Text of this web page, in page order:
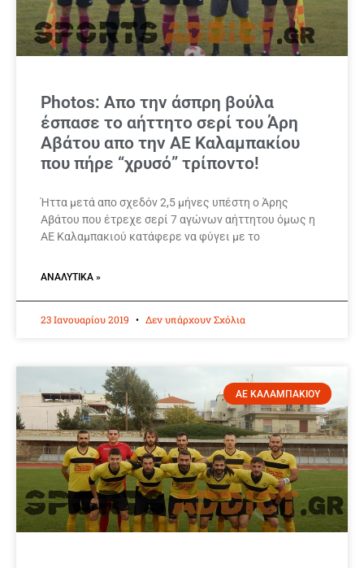
Photos: Απο την άσπρη βούλα
έσπασε το αήττητο σερί του Άρη
Αβάτου απο την ΑΕ Καλαμπακίου
που πήρε “χρυσό” τρίποντο!
Ήττα μετά απο σχεδόν 2,5 μήνες υπέστη ο Άρης
Αβάτου που έτρεχε σερί 7 αγώνων αήττητου όμως η
ΑΕ Καλαμπακιού κατάφερε να φύγει με το
ΑΝΑΛΥΤΙΚΆ »
23 Ιανουαρίου 2019 Δεν υπάρχουν Σχόλια
ΑΕ ΚΑΛΑΜΠΑΚΙΟΥ